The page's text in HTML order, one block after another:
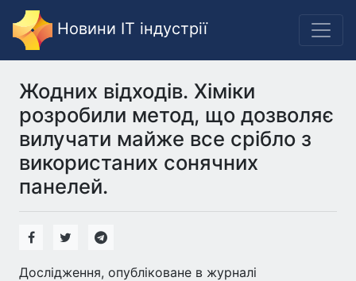
Новини IT індустрії
Жодних відходів. Хіміки
розробили метод, що дозволяє
вилучати майже все срібло з
використаних сонячних
панелей.
Дослідження, опубліковане в журналі